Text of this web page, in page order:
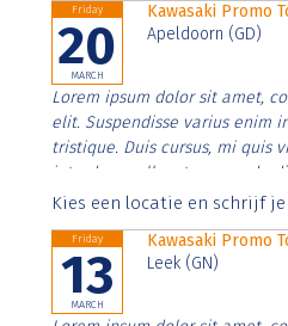
Friday
20
MARCH
Kawasaki Promo
Apeldoorn (GD)
Lorem ipsum dolor sit amet,
elit. Suspendisse varius enim
tristique. Duis cursus, mi quis
interdum nulla, ut commodo
Aenean faucibus nibh et justo
Kies een locatie en schrijf
Friday
13
MARCH
Kawasaki Promo
Leek (GN)